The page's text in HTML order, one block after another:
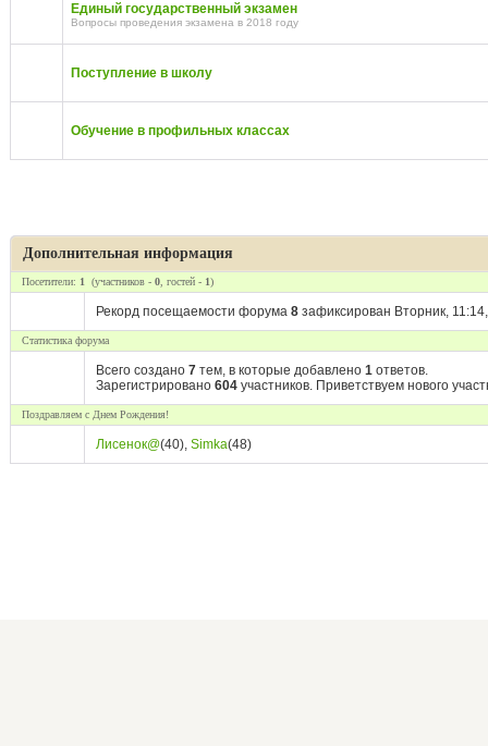
Единый государственный экзамен
Вопросы проведения экзамена в 2018 году
Поступление в школу
Обучение в профильных классах
Дополнительная информация
Посетители: 1 (участников - 0 , гостей - 1)
Рекорд посещаемости форума 8 зафиксирован Вторник,
Статистика форума
Всего создано 7 тем, в которые добавлено 1 ответов.
Зарегистрировано 604 участников. Приветствуем нового
Поздравляем с Днем Рождения!
Лисенок@(40), Simka(48)